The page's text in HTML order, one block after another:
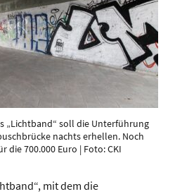
„Lichtband“ soll die Unterführung
nachts erhellen. Noch
die 700.000 Euro | Foto: CKI
mit dem die